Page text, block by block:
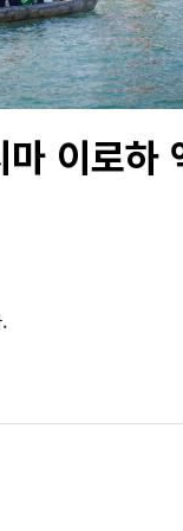
마 이로하